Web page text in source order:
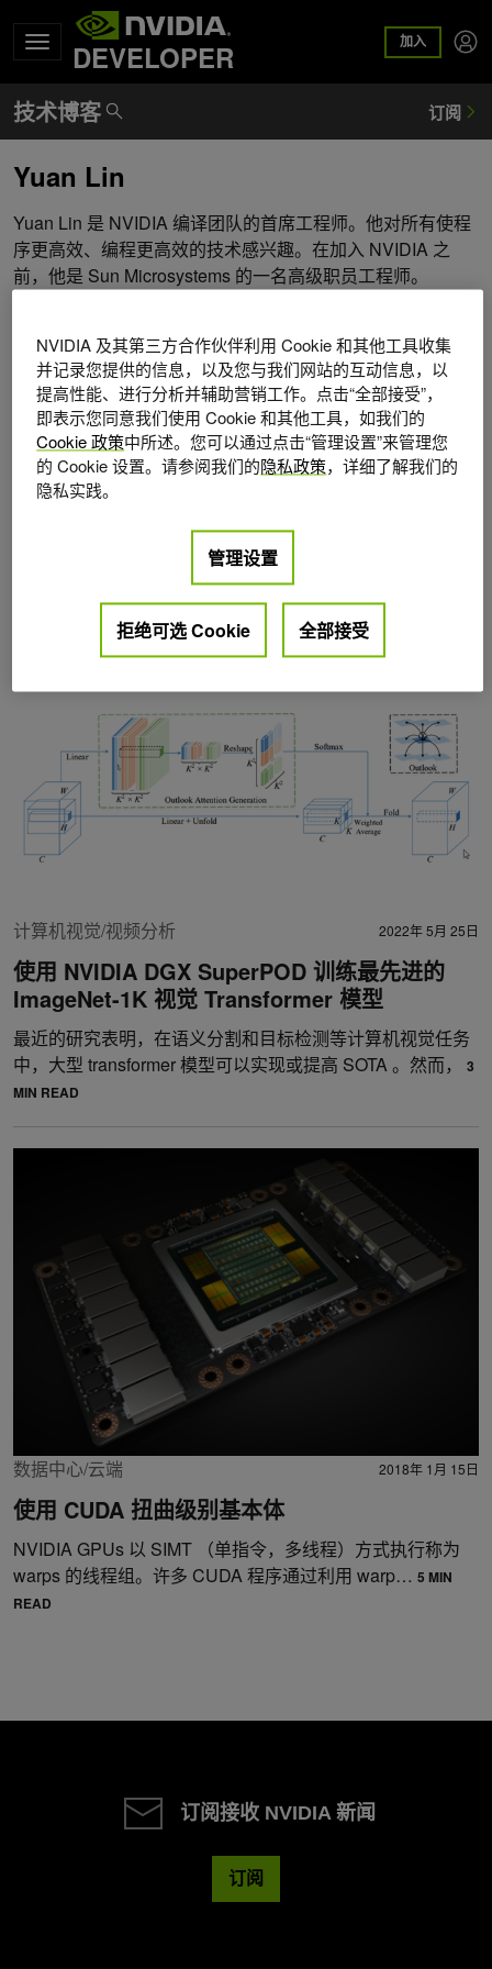
DEVELOPER 加入
Yuan Lin
Yuan Lin 是 NVIDIA 编译团队的首席工程师。他对所有使程
序更高效、编程更高效的技术感兴趣。在加入 NVIDIA 之
前，他是 Sun Microsystems 的一名高级职员工程师。
Posts by Yuan Lin
计算机视觉/视频分析 2022年 5月 25日
使用 NVIDIA DGX SuperPOD 训练最先进的
ImageNet-1K 视觉 Transformer 模型
最近的研究表明，在语义分割和目标检测等计算机视觉任务
中，大型 transformer 模型可以实现或提高 SOTA 。然而，
3
MIN READ
数据中心/云端 2018年 1月 15日
使用 CUDA 扭曲级别基本体
NVIDIA GPUs 以 SIMT （单指令，多线程）方式执行称为
warps 的线程组。许多 CUDA 程序通过利用 warp… 5 MIN
READ
订阅接收 NVIDIA 新闻
订阅
NVIDIA 及其第三方合作伙伴利用 Cookie 和其他工具收集
并记录您提供的信息，以及您与我们网站的互动信息，以
提高性能、进行分析并辅助营销工作。点击“全部接受”，
即表示您同意我们使用 Cookie 和其他工具，如我们的
Cookie 政策中所述。您可以通过点击“管理设置”来管理您
的 Cookie 设置。请参阅我们的隐私政策，详细了解我们的
隐私实践。
管理设置
拒绝可选 Cookie 全部接受